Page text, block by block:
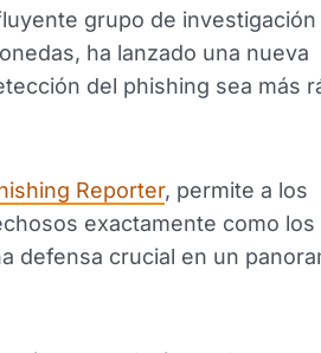
grupo de investigación
ha lanzado una nueva
del phishing sea más
Reporter, permite a los
exactamente como los
defensa crucial en un